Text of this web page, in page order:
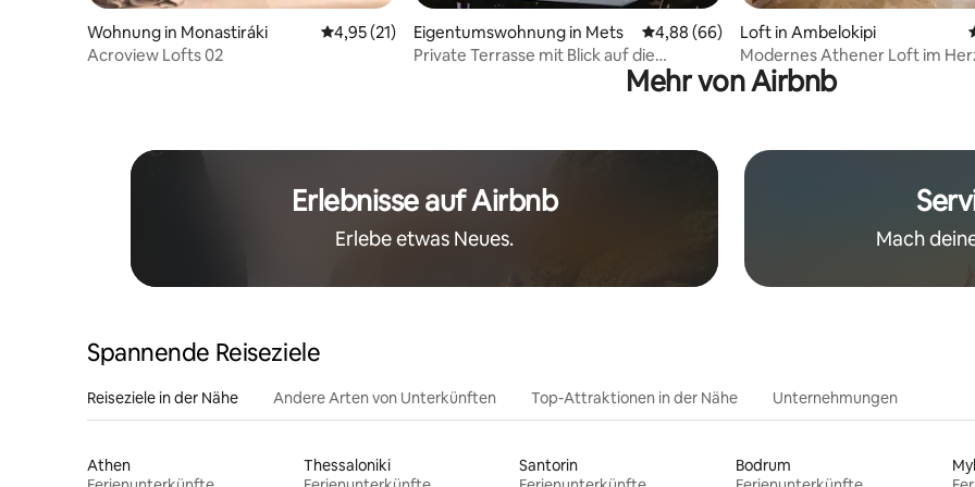
Wohnung in Monastiráki Durchschnittliche Bewertung: 4,95 von 5, 21 Bewertungen
4,95 (21)
Acroview Lofts 02
Eigentumswohnung in Mets Durchschnittliche Bewertung: 4,88 von 5,
4,88 (66)
Private Terrasse mit Blick auf die
Akropolis | Aētheryn Loft-Athens
Loft in Ambelokipi
Modernes Athener Loft im
Lycabettus
Mehr von Airbnb
Erlebnisse auf Airbnb
Erlebe etwas Neues. Mach
Spannende Reiseziele
Reiseziele in der Nähe Andere Arten von Unterkünften Top-Attraktionen in der Nähe Unternehmungen
Athen
Thessaloniki
Santorin
Bodrum